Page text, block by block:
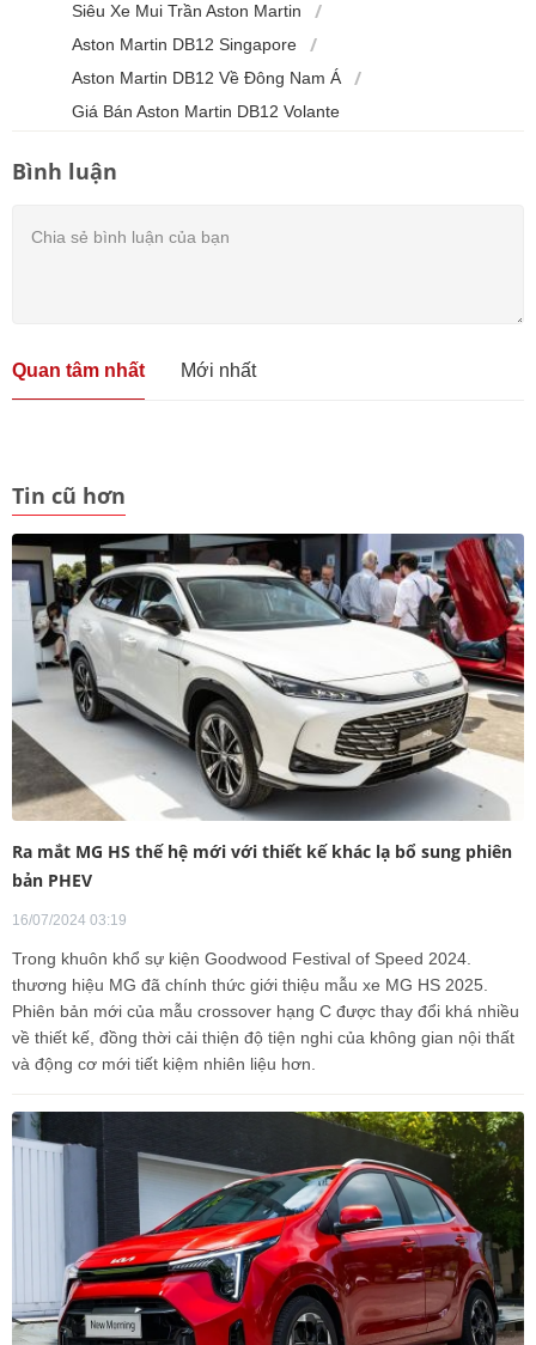
Siêu Xe Mui Trần Aston Martin
Aston Martin DB12 Singapore
Aston Martin DB12 Về Đông Nam Á
Giá Bán Aston Martin DB12 Volante
Bình luận
Quan tâm nhất Mới nhất
Tin cũ hơn
Ra mắt MG HS thế hệ mới với thiết kế khác lạ bổ sung phiên
bản PHEV
16/07/2024 03:19
Trong khuôn khổ sự kiện Goodwood Festival of Speed 2024.
thương hiệu MG đã chính thức giới thiệu mẫu xe MG HS 2025.
Phiên bản mới của mẫu crossover hạng C được thay đổi khá nhiều
về thiết kế, đồng thời cải thiện độ tiện nghi của không gian nội thất
và động cơ mới tiết kiệm nhiên liệu hơn.